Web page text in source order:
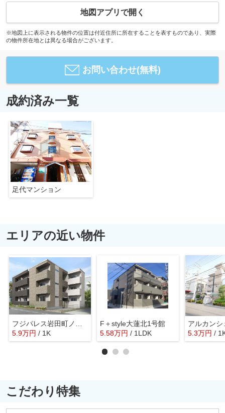
地図アプリで開く
※地図上に表示される物件の位置は付近住所に所在することを表すものであり、実際
の物件所在地とは異なる場合がございます。
お問い合わせ(無料)
成約済み一覧
足代マンション
エリアの近い物件
5.9万円 / 1K
F＋style大蓮北1号館
5.58万円 / 1LDK
アルカンシ
5.3万円 /
こだわり特集